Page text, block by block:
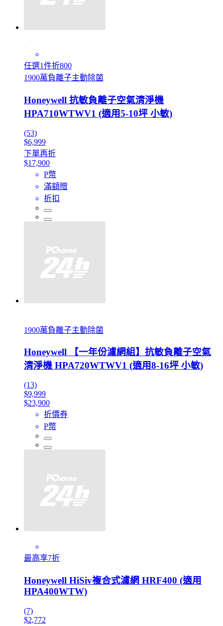
任選1件折800
1900萬負離子主動除菌
Honeywell 抗敏負離子空氣清淨機
HPA710WTWV1 (適用5-10坪 小敏)
(53)
$6,999
下單再折
$17,900
P幣
滿額贈
折扣
1900萬負離子主動除菌
Honeywell 【一年份濾網組】抗敏負離子空氣
清淨機 HPA720WTWV1 (適用8-16坪 小敏)
(13)
$9,999
$23,900
折價券
P幣
最高享7折
Honeywell HiSiv複合式濾網 HRF400 (適用
HPA400WTW)
(7)
$2,772